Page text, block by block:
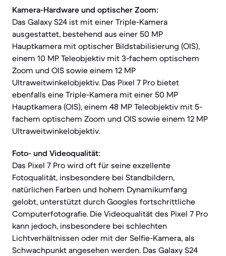
Kamera-Hardware und optischer Zoom:
Das Galaxy S24 ist mit einer Triple-Kamera
ausgestattet, bestehend aus einer 50 MP
Hauptkamera mit optischer Bildstabilisierung (OIS),
einem 10 MP Teleobjektiv mit 3-fachem optischem
Zoom und OIS sowie einem 12 MP
Ultraweitwinkelobjektiv. Das Pixel 7 Pro bietet
ebenfalls eine Triple-Kamera mit einer 50 MP
Hauptkamera (OIS), einem 48 MP Teleobjektiv mit 5-
fachem optischem Zoom und OIS sowie einem 12 MP
Ultraweitwinkelobjektiv.
Foto- und Videoqualität:
Das Pixel 7 Pro wird oft für seine exzellente
Fotoqualität, insbesondere bei Standbildern,
natürlichen Farben und hohem Dynamikumfang
gelobt, unterstützt durch Googles fortschrittliche
Computerfotografie. Die Videoqualität des Pixel 7 Pro
kann jedoch, insbesondere bei schlechten
Lichtverhältnissen oder mit der Selfie-Kamera, als
Schwachpunkt angesehen werden. Das Galaxy S24